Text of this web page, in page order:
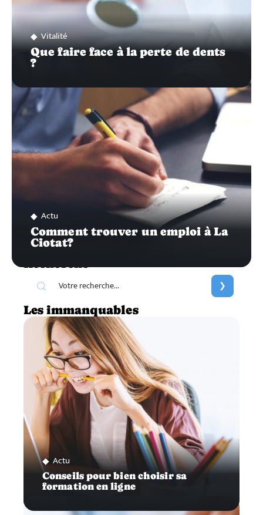
Vitalité
Que faire face à la perte de dents
?
Actu
Comment trouver un emploi à La
Ciotat?
Recherche
Les immanquables
Actu
Conseils pour bien choisir sa
formation en ligne